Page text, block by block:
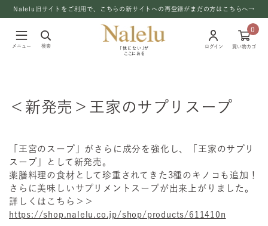
Nalelu旧サイトをご利用で、こちらの新サイトへの再登録がまだの方はこちらへ→
メニュー 検索
「他にない」が
ここにある
ログイン
0
買い物カゴ
＜新発売＞王家のサプリスープ
「王宮のスープ」がさらに成分を強化し、「王家のサプリ
スープ」として新発売。
薬膳料理の食材として珍重されてきた3種のキノコも追加！
さらに美味しいサプリメントスープが出来上がりました。
詳しくはこちら＞＞
https://shop.nalelu.co.jp/shop/products/611410n